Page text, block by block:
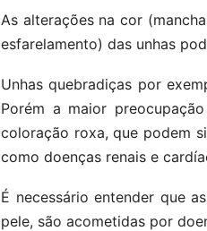
As alterações na cor
esfarelamento) das unhas
Unhas quebradiças por
Porém a maior
coloração roxa, que podem
como doenças renais e
É necessário entender que
pele, são acometidas por